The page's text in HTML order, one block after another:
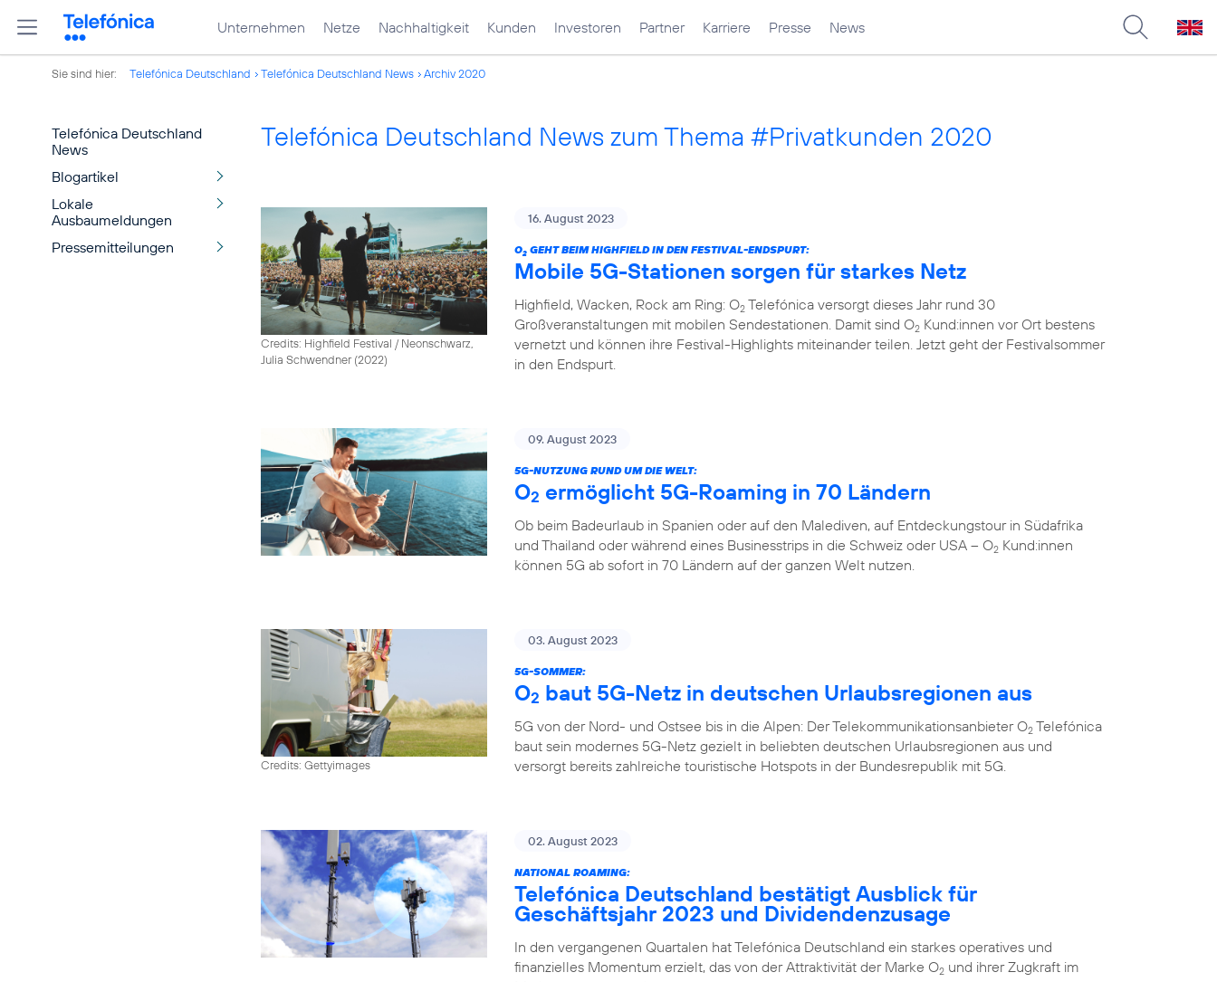
Unternehmen Netze Nachhaltigkeit Kunden Investoren Partner Karriere Presse News
Sie sind hier: Telefónica Deutschland Telefónica Deutschland News Archiv 2020
Telefónica Deutschland
News
Blogartikel
Lokale
Ausbaumeldungen
Pressemitteilungen
Telefónica Deutschland News zum Thema #Privatkunden 2020
Credits: Highfield Festival / Neonschwarz,
Julia Schwendner (2022)
16. August 2023
O2 GEHT BEIM HIGHFIELD IN DEN FESTIVAL-ENDSPURT:
Mobile 5G-Stationen sorgen für starkes Netz
Highfield, Wacken, Rock am Ring: O2 Telefónica versorgt dieses Jahr rund 30
Großveranstaltungen mit mobilen Sendestationen. Damit sind O2 Kund:innen vor Ort bestens
vernetzt und können ihre Festival-Highlights miteinander teilen. Jetzt geht der Festivalsommer
in den Endspurt.
09. August 2023
5G-NUTZUNG RUND UM DIE WELT:
O2 ermöglicht 5G-Roaming in 70 Ländern
Ob beim Badeurlaub in Spanien oder auf den Malediven, auf Entdeckungstour in Südafrika
und Thailand oder während eines Businesstrips in die Schweiz oder USA – O2 Kund:innen
können 5G ab sofort in 70 Ländern auf der ganzen Welt nutzen.
Credits: Gettyimages
03. August 2023
5G-SOMMER:
O2 baut 5G-Netz in deutschen Urlaubsregionen aus
5G von der Nord- und Ostsee bis in die Alpen: Der Telekommunikationsanbieter O2 Telefónica
baut sein modernes 5G-Netz gezielt in beliebten deutschen Urlaubsregionen aus und
versorgt bereits zahlreiche touristische Hotspots in der Bundesrepublik mit 5G.
02. August 2023
NATIONAL ROAMING:
Telefónica Deutschland bestätigt Ausblick für
Geschäftsjahr 2023 und Dividendenzusage
In den vergangenen Quartalen hat Telefónica Deutschland ein starkes operatives und
finanzielles Momentum erzielt, das von der Attraktivität der Marke O2 und ihrer Zugkraft im